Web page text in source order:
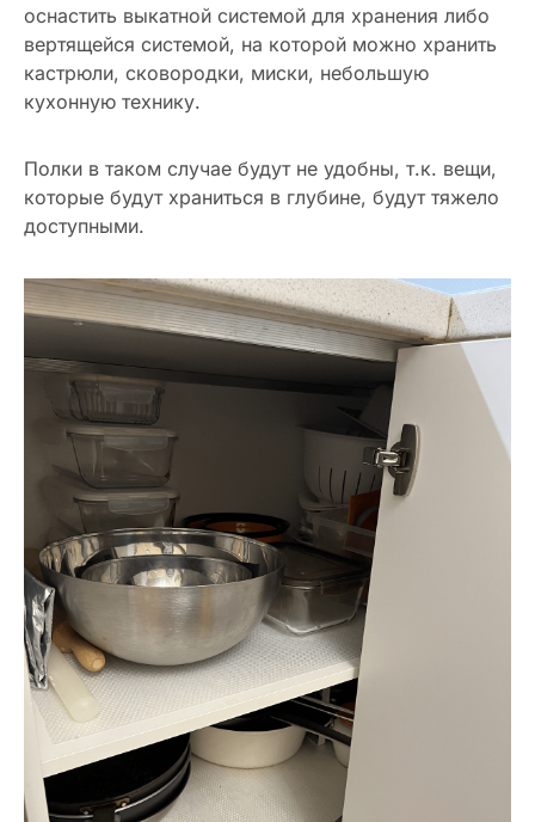
оснастить выкатной системой для хранения либо
вертящейся системой, на которой можно хранить
кастрюли, сковородки, миски, небольшую
кухонную технику.
Полки в таком случае будут не удобны, т.к. вещи,
которые будут храниться в глубине, будут тяжело
доступными.